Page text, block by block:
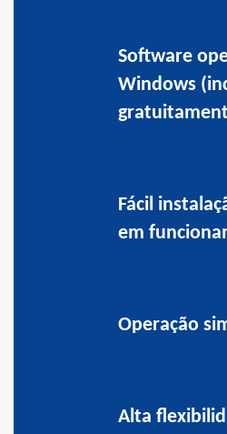
Software
Windows
Fácil
em
Operação
Alta